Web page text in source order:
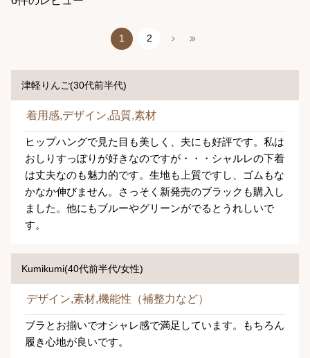
1 2
津軽りんご(30代前半代)
着用感,デザイン,品質,素材
ヒップハングで見た目も美しく、夫にも好評です。私は
おしりすっぽりが好きなのですが・・・シャルレの下着
は丈夫なのも魅力的です。生地も上質ですし、ゴムもな
かなか伸びません。さっそく新発売のブラックも購入し
ました。他にもブルーやグリーンがでるとうれしいで
す。
Kumikumi(40代前半代/女性)
デザイン,素材,機能性（補整力など）
ブラとお揃いでオシャレ感で満足しています。もちろん
履き心地が良いです。